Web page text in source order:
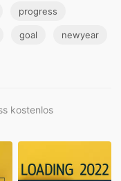
progress
goal newyear
kostenlos